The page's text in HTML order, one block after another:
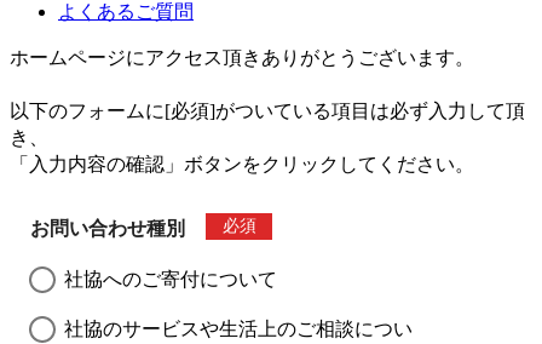
よくあるご質問
ホームページにアクセス頂きありがとうございます。
以下のフォームに[必須]がついている項目は必ず入力して頂
き、
「入力内容の確認」ボタンをクリックしてください。
お問い合わせ種別 必須
社協へのご寄付について
社協のサービスや生活上のご相談につい